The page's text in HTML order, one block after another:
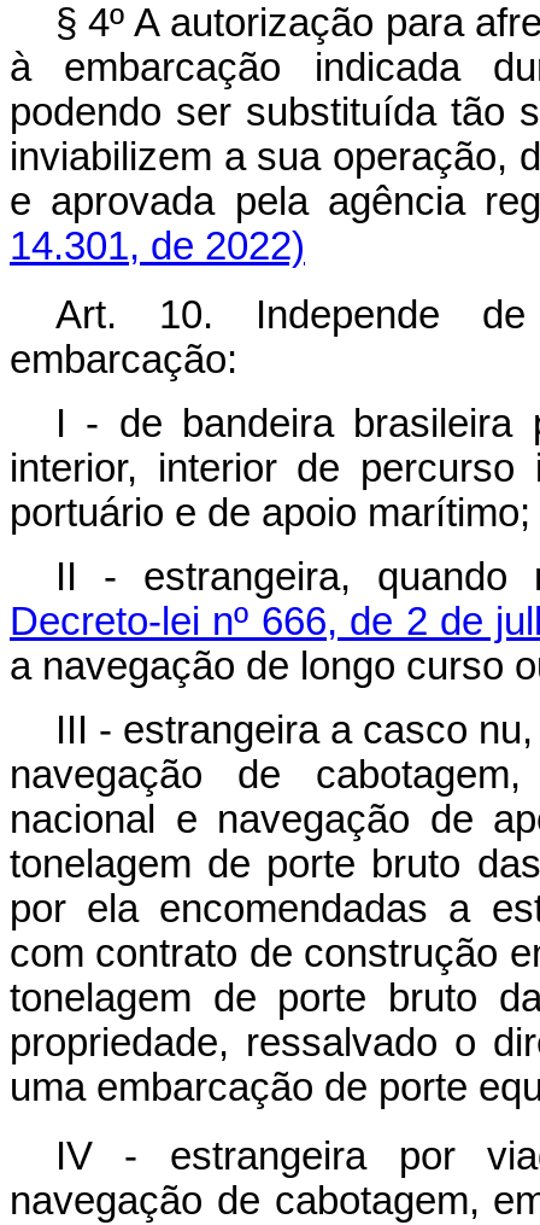
§ 4º A autorização para
à embarcação indicada
podendo ser substituída tão
inviabilizem a sua operação,
e aprovada pela
14.301, de 2022)
Art. 10. Independe
embarcação:
I - de bandeira brasileira
interior, interior de percurso
portuário e de apoio marítimo;
II - estrangeira, quando
Decreto-lei nº 666, de 2 de
a navegação de longo curso
III - estrangeira a casco
navegação de
nacional e navegação de
tonelagem de porte bruto
por ela encomendadas a
com contrato de construção
tonelagem de porte bruto
propriedade, ressalvado o
uma embarcação de porte
IV - estrangeira por
navegação de cabotagem,